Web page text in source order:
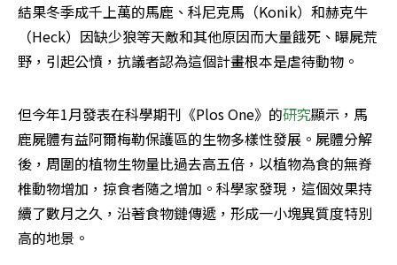
結果冬季成千上萬的馬鹿、科尼克馬（Konik）和赫克牛
（Heck）因缺少狼等天敵和其他原因而大量餓死、曝屍荒
野，引起公憤，抗議者認為這個計畫根本是虐待動物。
但今年1月發表在科學期刊《Plos One》的研究顯示，馬
鹿屍體有益阿爾梅勒保護區的生物多樣性發展。屍體分解
後，周圍的植物生物量比過去高五倍，以植物為食的無脊
椎動物增加，掠食者隨之增加。科學家發現，這個效果持
續了數月之久，沿著食物鏈傳遞，形成一小塊異質度特別
高的地景。